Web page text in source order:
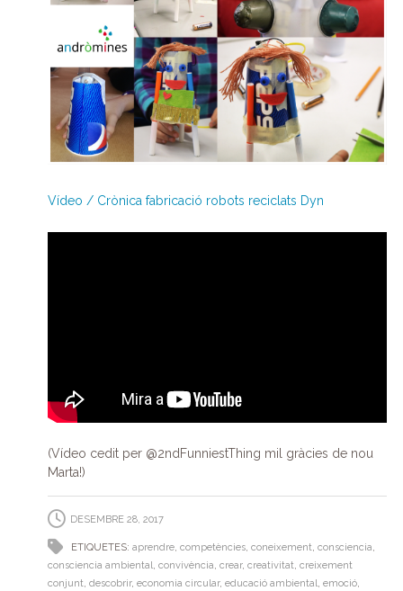
Vídeo / Crònica fabricació robots reciclats Dyn
(Vídeo cedit per @2ndFunniestThing mil gràcies de nou
Marta!)
DESEMBRE 28, 2017
ETIQUETES: aprendre, competències, coneixement, consciencia,
consciencia ambiental, convivència, crear, creativitat, creixement
conjunt, descobrir, economia circular, educació ambiental, emoció,